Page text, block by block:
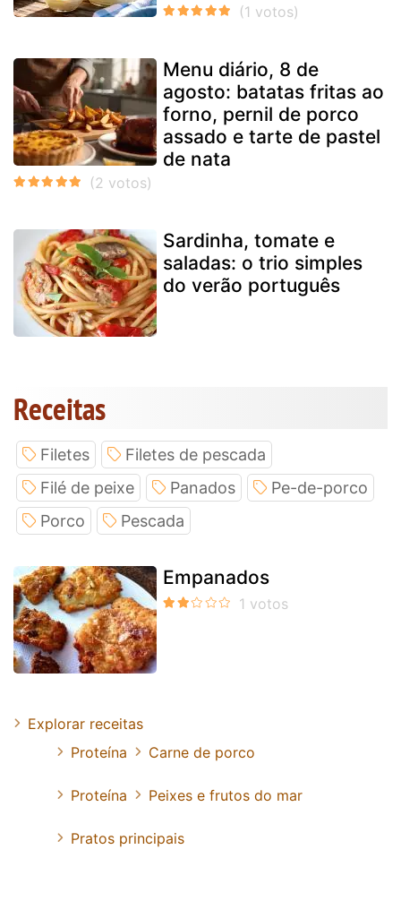
Menu diário, 8 de
agosto: batatas fritas ao
forno, pernil de porco
assado e tarte de pastel
de nata
Sardinha, tomate e
saladas: o trio simples
do verão português
Receitas
Filetes
Filetes de pescada
Filé de peixe
Panados
Pe-de-porco
Porco
Pescada
Empanados
Explorar receitas
Proteína
Carne de porco
Proteína Peixes e frutos do mar
Pratos principais